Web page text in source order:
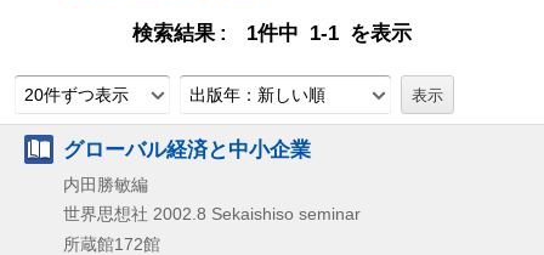
検索結果 1件中 1-1 を表示
20件ずつ表示 出版年：新しい順
グローバル経済と中小企業
内田勝敏編
世界思想社 2002.8 Sekaishiso seminar
所蔵館172館